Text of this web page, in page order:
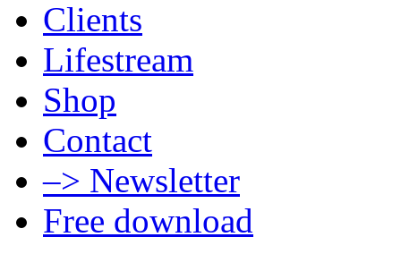
Clients
Lifestream
Shop
Contact
–> Newsletter
Free download